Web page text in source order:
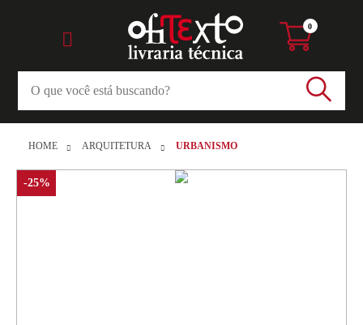
0
HOME ARQUITETURA URBANISMO
-25%